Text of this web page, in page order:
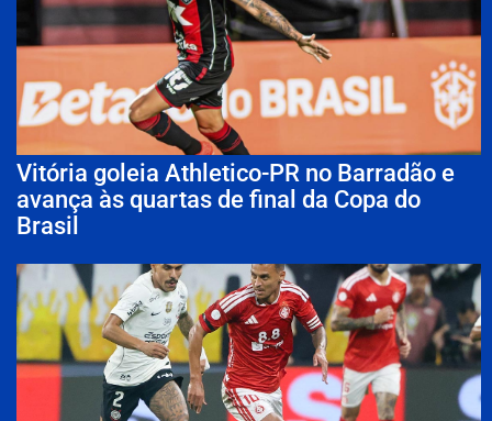
Vitória goleia Athletico-PR no Barradão e
avança às quartas de final da Copa do
Brasil